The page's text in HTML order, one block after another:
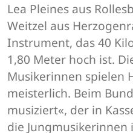
Lea Pleines aus
Weitzel aus
Instrument, das 40
1,80 Meter hoch ist.
Musikerinnen spielen
meisterlich. Beim
musiziert«, der in
die